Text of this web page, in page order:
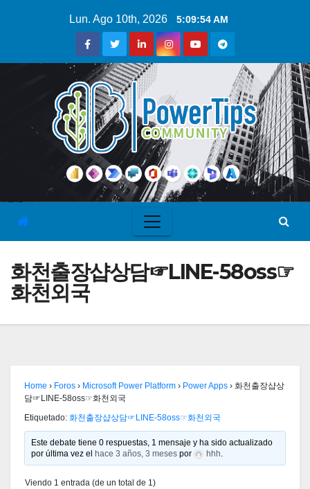
Lun. Ago 10th, 2026 5:09:55 AM
화천출장샵상담☞LINE-58oss☞
화천외국
Home › Foros › Microsoft Power Platform › Power Apps › 화천출장샵상
담☞LINE-58oss☞화천외국
Etiquetado: 화천출장샵상담☞LINE-58oss☞화천외국
Este debate tiene 0 respuestas, 1 mensaje y ha sido actualizado
por última vez el
hace 3 años, 3 meses por hhh.
Viendo 1 entrada (de un total de 1)